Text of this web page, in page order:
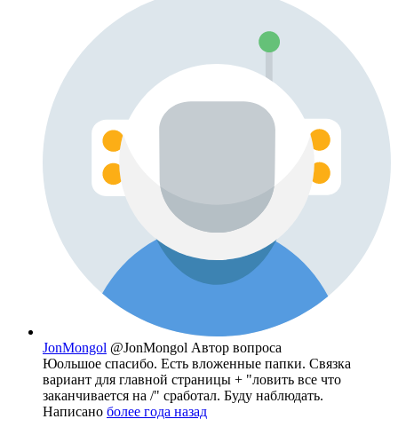
JonMongol @JonMongol Автор вопроса
Юольшое спасибо. Есть вложенные папки. Связка
вариант для главной страницы + "ловить все что
заканчивается на /" сработал. Буду наблюдать.
Написано более года назад